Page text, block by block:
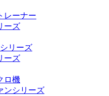
レーナー
ーズ
リーズ
ーズ
ロ機
ンシリーズ